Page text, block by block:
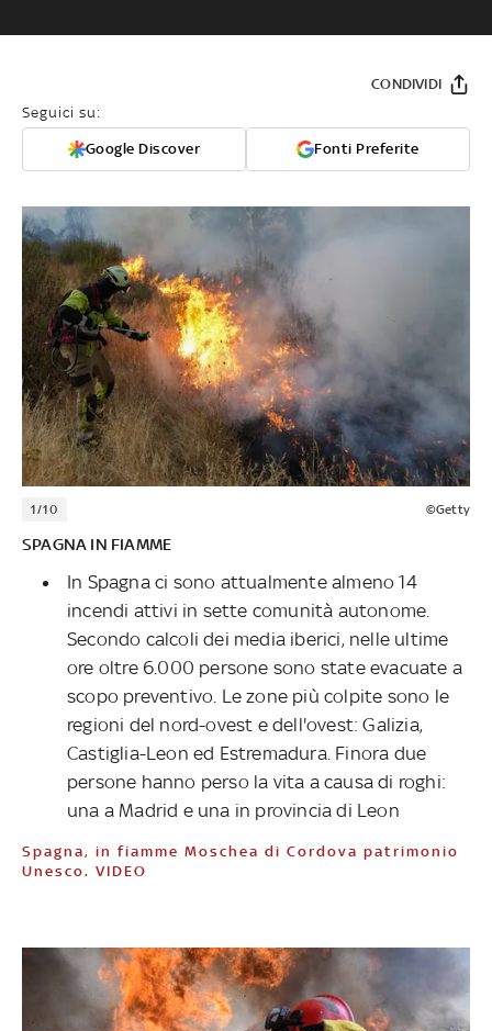
Seguici su:
Google Discover Fonti Preferite
CONDIVIDI
1/10 ©Getty
SPAGNA IN FIAMME
In Spagna ci sono attualmente almeno 14
incendi attivi in sette comunità autonome.
Secondo calcoli dei media iberici, nelle ultime
ore oltre 6.000 persone sono state evacuate a
scopo preventivo. Le zone più colpite sono le
regioni del nord-ovest e dell'ovest: Galizia,
Castiglia-Leon ed Estremadura. Finora due
persone hanno perso la vita a causa di roghi:
una a Madrid e una in provincia di Leon
Spagna, in fiamme Moschea di Cordova patrimonio
Unesco. VIDEO